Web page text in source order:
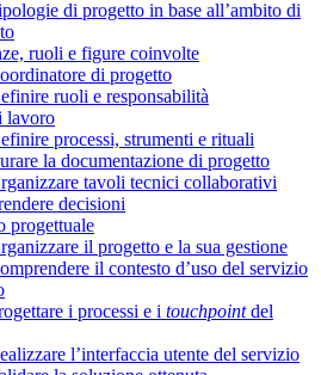
di progetto in base all’ambito di
ruoli e figure coinvolte
di progetto
ruoli e responsabilità
lavoro
processi, strumenti e rituali
la documentazione di progetto
tavoli tecnici collaborativi
decisioni
progettuale
il progetto e la sua gestione
il contesto d’uso del servizio
i processi e i touchpointdel
l’interfaccia utente del servizio